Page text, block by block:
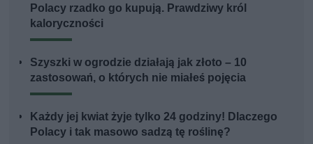
Polacy rzadko go kupują. Prawdziwy król
kaloryczności
Szyszki w ogrodzie działają jak złoto – 10
zastosowań, o których nie miałeś pojęcia
Każdy jej kwiat żyje tylko 24 godziny! Dlaczego
Polacy i tak masowo sadzą tę roślinę?